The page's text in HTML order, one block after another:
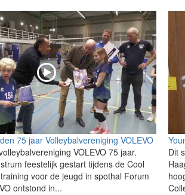
75 jaar Volleybalvereniging VOLEVO
VOLEVO 75 jaar.
feestelijk gestart tijdens de Cool
voor de jeugd in spothal Forum
ontstond in...
Dit